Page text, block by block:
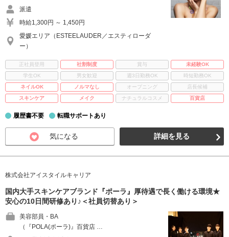
派遣
時給1,300円 ～ 1,450円
愛媛エリア（ESTEELAUDER／エスティローダ
ー）
正社員登用 社割制度 賞与
未経験OK
学生OK
男女歓迎 週3日勤務OK
時短勤務OK
ネイルOK
ノルマなし オープニング
店長候補
スキンケア
メイク ナチュラルコスメ 百貨店
履歴書不要 転職サポートあり
気になる 詳細を見る
株式会社アイスタイルキャリア
国内大手スキンケアブランド『ポーラ』厚待遇で長く働ける環境★
安心の10日間研修あり♪＜社員切替あり＞
美容部員・BA
（『POLA(ポーラ)』百貨店 …